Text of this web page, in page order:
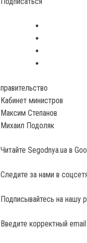
правительство
Кабинет министров
Максим Степанов
Михаил Подоляк
Читайте Segodnya.ua в
Следите за нами в
Подписывайтесь на нашу
Введите корректный email